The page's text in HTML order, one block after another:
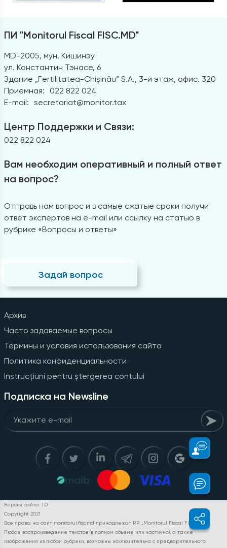
ПИ "Monitorul Fiscal FISC.MD"
MD-2005, мун. Кишинэу
ул. Константин Тэнасе, 6
Здание „Fertilitatea-Chișinău” S.A., 3-й этаж, офис. 320
Приемная:
022 822 024
E-mail: secretariat@monitor.tax
Центр Поддержки и Связи:
022 822 024
Вам необходим оперативный и полный ответ
на вопрос?
Отправь нам вопрос и в самые сжатые сроки получи
ответ экспертов на e-mail или ссылку на статью в
рубрике «Вопросы и ответы»
Задай вопрос
Архив
Часто задаваемые вопросы
Термины и условия использования сайта
Политика конфиденциальности
Instrucțiuni pentru ștergerea contului
Подписка на Newsline
Версия сайта: 1.0
Copyright 2021
Все права на сайт monitorul.fisc.md принадлежат P.P. „Monitorul Fiscal FISC.MD”.
Любое воспроизведение текстов (в полном объеме или частично), а также
изображений из любой рубрики, возможны исключительно с предварительного